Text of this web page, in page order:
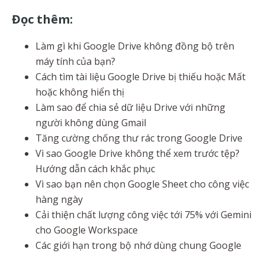
Đọc thêm:
Làm gì khi Google Drive không đồng bộ trên
máy tính của bạn?
Cách tìm tài liệu Google Drive bị thiếu hoặc Mất
hoặc không hiển thị
Làm sao để chia sẻ dữ liệu Drive với những
người không dùng Gmail
Tăng cường chống thư rác trong Google Drive
Vì sao Google Drive không thể xem trước tệp?
Hướng dẫn cách khắc phục
Vì sao bạn nên chọn Google Sheet cho công việc
hàng ngày
Cải thiện chất lượng công việc tới 75% với Gemini
cho Google Workspace
Các giới hạn trong bộ nhớ dùng chung Google